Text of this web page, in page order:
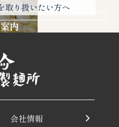
取り扱いたい方へ
内
会社情報